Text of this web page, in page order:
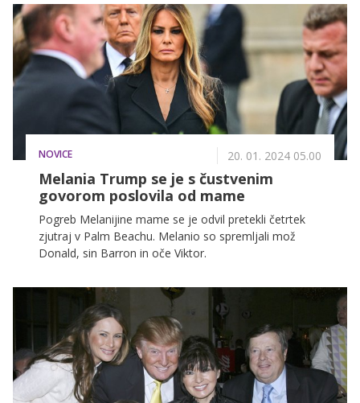
NOVICE 20. 01. 2024 05.00
Melania Trump se je s čustvenim
govorom poslovila od mame
Pogreb Melanijine mame se je odvil pretekli četrtek
zjutraj v Palm Beachu. Melanio so spremljali mož
Donald, sin Barron in oče Viktor.